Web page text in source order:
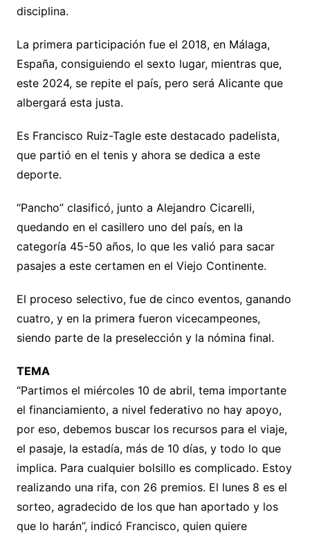
disciplina.
La primera participación fue el 2018, en Málaga,
España, consiguiendo el sexto lugar, mientras que,
este 2024, se repite el país, pero será Alicante que
albergará esta justa.
Es Francisco Ruiz-Tagle este destacado padelista,
que partió en el tenis y ahora se dedica a este
deporte.
“Pancho” clasificó, junto a Alejandro Cicarelli,
quedando en el casillero uno del país, en la
categoría 45-50 años, lo que les valió para sacar
pasajes a este certamen en el Viejo Continente.
El proceso selectivo, fue de cinco eventos, ganando
cuatro, y en la primera fueron vicecampeones,
siendo parte de la preselección y la nómina final.
TEMA
“Partimos el miércoles 10 de abril, tema importante
el financiamiento, a nivel federativo no hay apoyo,
por eso, debemos buscar los recursos para el viaje,
el pasaje, la estadía, más de 10 días, y todo lo que
implica. Para cualquier bolsillo es complicado. Estoy
realizando una rifa, con 26 premios. El lunes 8 es el
sorteo, agradecido de los que han aportado y los
que lo harán”, indicó Francisco, quien quiere